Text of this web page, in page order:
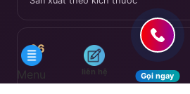
Menu liên hệ Gọi ngay
06